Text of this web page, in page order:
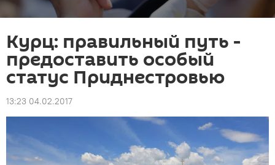
Курц: правильный путь -
предоставить особый
статус Приднестровью
13:23 04.02.2017